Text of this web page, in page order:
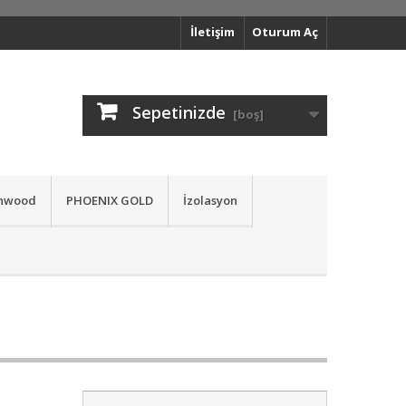
Oturum Aç
İletişim
Sepetinizde [boş]
PHOENIX GOLD İzolasyon